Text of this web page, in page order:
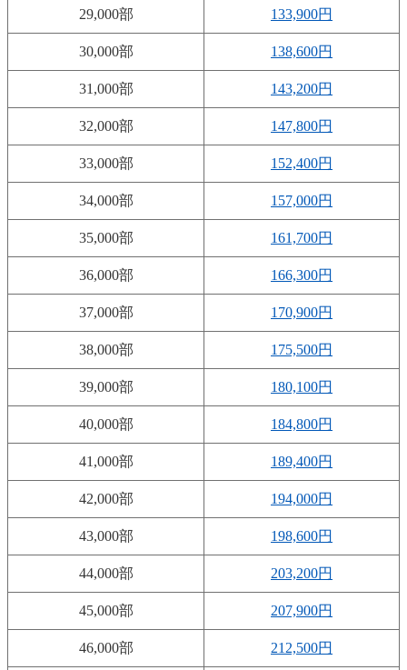
29,000部 133,900円
30,000部 138,600円
31,000部 143,200円
32,000部 147,800円
33,000部 152,400円
34,000部 157,000円
35,000部 161,700円
36,000部 166,300円
37,000部 170,900円
38,000部 175,500円
39,000部 180,100円
40,000部 184,800円
41,000部 189,400円
42,000部 194,000円
43,000部 198,600円
44,000部 203,200円
45,000部 207,900円
46,000部 212,500円